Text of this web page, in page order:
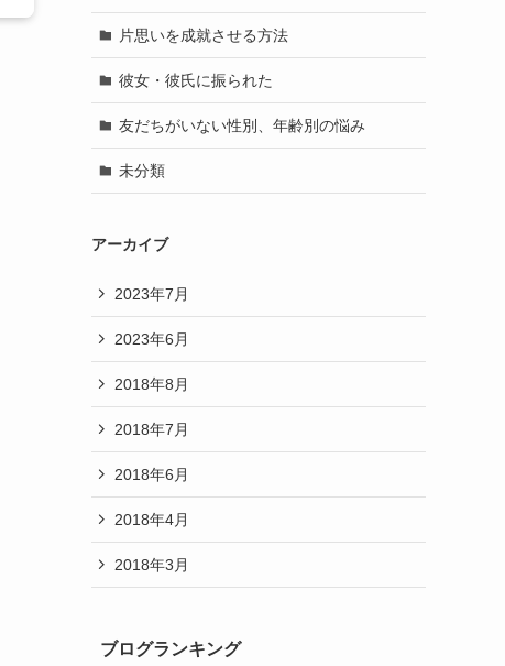
片思いを成就させる方法
彼女・彼氏に振られた
友だちがいない性別、年齢別の悩み
未分類
アーカイブ
2023年7月
2023年6月
2018年8月
2018年7月
2018年6月
2018年4月
2018年3月
ブログランキング